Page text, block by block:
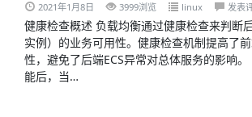
2021年1月8日 3999浏览 linux 发表
健康检查概述 负载均衡通过健康检查来判断
实例）的业务可用性。健康检查机制提高了
性，避免了后端ECS异常对总体服务的影响
能后，当…